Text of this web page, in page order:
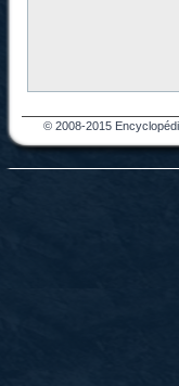
© 2008-2015